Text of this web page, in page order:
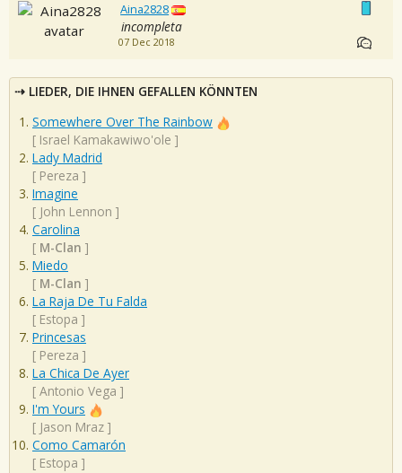
Aina2828
incompleta
07 Dec 2018
LIEDER, DIE IHNEN GEFALLEN KÖNNTEN
Somewhere Over The Rainbow
[ Israel Kamakawiwo'ole ]
Lady Madrid
[ Pereza ]
Imagine
[ John Lennon ]
Carolina
[ M-Clan ]
Miedo
[ M-Clan ]
La Raja De Tu Falda
[ Estopa ]
Princesas
[ Pereza ]
La Chica De Ayer
[ Antonio Vega ]
I'm Yours
[ Jason Mraz ]
Como Camarón
[ Estopa ]